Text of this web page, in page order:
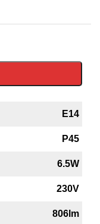
E14
P45
6.5W
230V
806lm